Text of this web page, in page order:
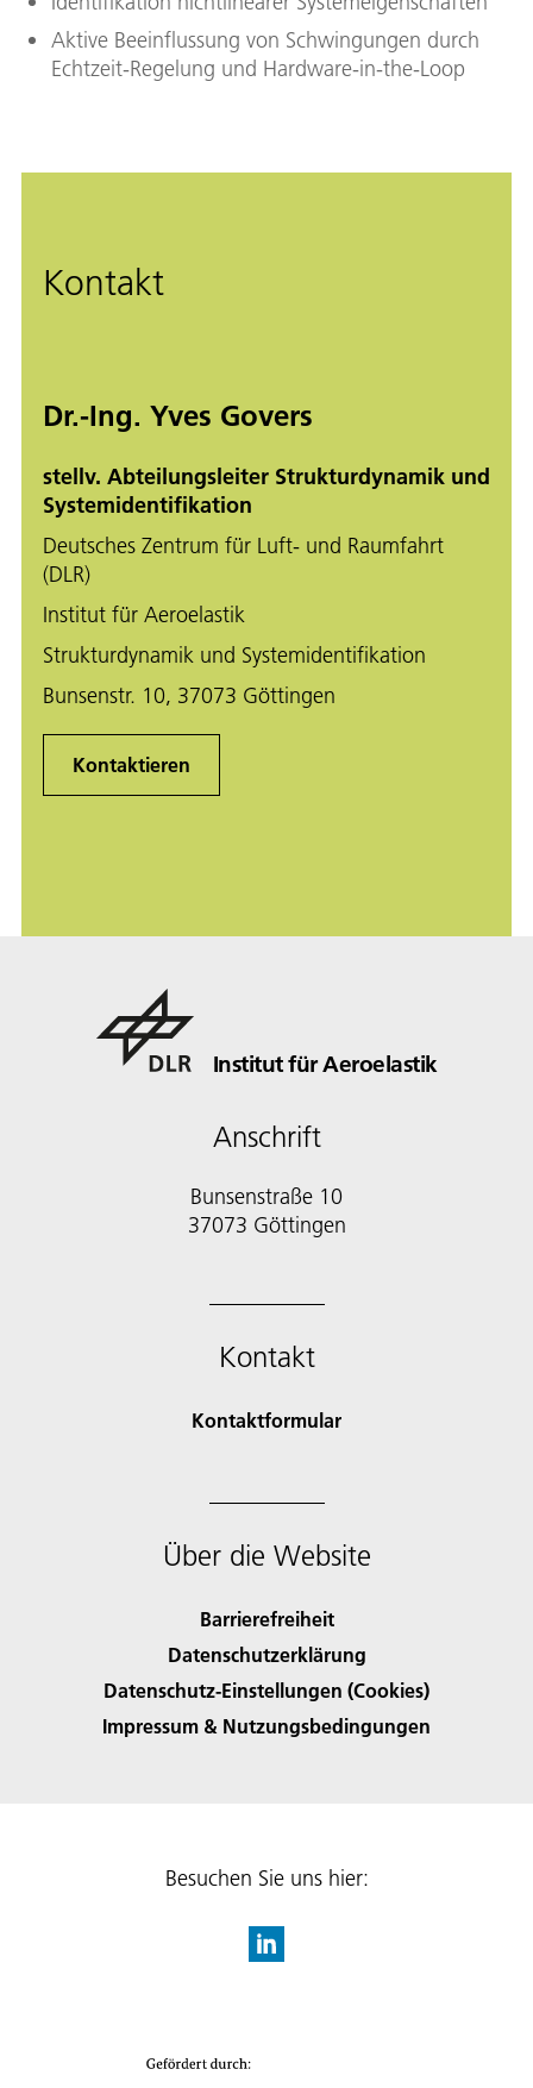
Aktive Beeinflussung von Schwingungen durch
Echtzeit-Regelung und Hardware-in-the-Loop
Kontakt
Dr.-Ing. Yves Govers
stellv. Abteilungsleiter Strukturdynamik und
Systemidentifikation
Deutsches Zentrum für Luft- und Raumfahrt
(DLR)
Institut für Aeroelastik
Strukturdynamik und Systemidentifikation
Bunsenstr. 10, 37073 Göttingen
Kontaktieren
Institut für Aeroelastik
Anschrift
Bunsenstraße 10
37073 Göttingen
Kontakt
Kontaktformular
Über die Website
Barrierefreiheit
Datenschutzerklärung
Datenschutz-Einstellungen (Cookies)
Impressum & Nutzungsbedingungen
Besuchen Sie uns hier: